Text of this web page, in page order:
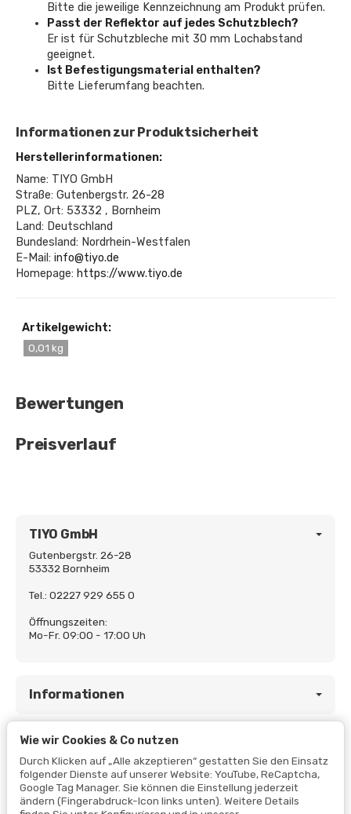
Bitte die jeweilige Kennzeichnung am Produkt prüfen.
Passt der Reflektor auf jedes Schutzblech?
Er ist für Schutzbleche mit 30 mm Lochabstand
geeignet.
Ist Befestigungsmaterial enthalten?
Bitte Lieferumfang beachten.
Informationen zur Produktsicherheit
Herstellerinformationen:
Name: TIYO GmbH
Straße: Gutenbergstr. 26-28
PLZ, Ort: 53332 , Bornheim
Land: Deutschland
Bundesland: Nordrhein-Westfalen
E-Mail: info@tiyo.de
Homepage: https://www.tiyo.de
Artikelgewicht:
0,01 kg
Bewertungen
Preisverlauf
TIYO GmbH
Gutenbergstr. 26-28
53332 Bornheim
Tel.: 02227 929 655 0
Öffnungszeiten:
Mo-Fr. 09:00 - 17:00 Uh
Informationen
Gesetzliche Informationen
Wie wir Cookies & Co nutzen
Durch Klicken auf „Alle akzeptieren“ gestatten Sie den Einsatz
folgender Dienste auf unserer Website: YouTube, ReCaptcha,
Google Tag Manager. Sie können die Einstellung jederzeit
ändern (Fingerabdruck-Icon links unten). Weitere Details